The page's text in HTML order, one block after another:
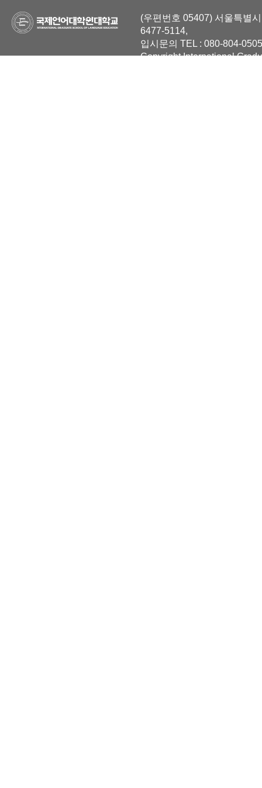
(우편번호 05407) 서울특별
6477-5114,
입시문의 TEL : 080-804-
Copyright International